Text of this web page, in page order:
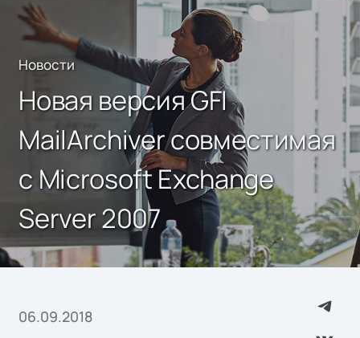
Новости
Новая версия GFI
MailArchiver совместимая
с Microsoft Exchange
Server 2007
06.09.2018